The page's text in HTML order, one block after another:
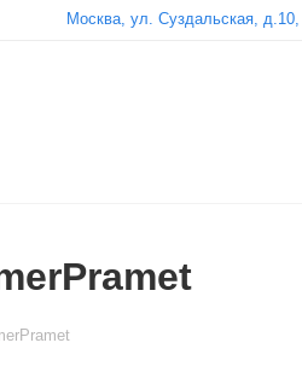
Москва, ул. Суздальская,